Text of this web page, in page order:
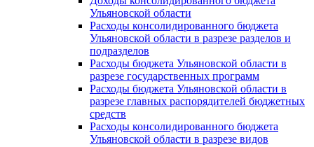
Ульяновской области
Расходы консолидированного бюджета
Ульяновской области в разрезе разделов и
подразделов
Расходы бюджета Ульяновской области в
разрезе государственных программ
Расходы бюджета Ульяновской области в
разрезе главных распорядителей бюджетных
средств
Расходы консолидированного бюджета
Ульяновской области в разрезе видов